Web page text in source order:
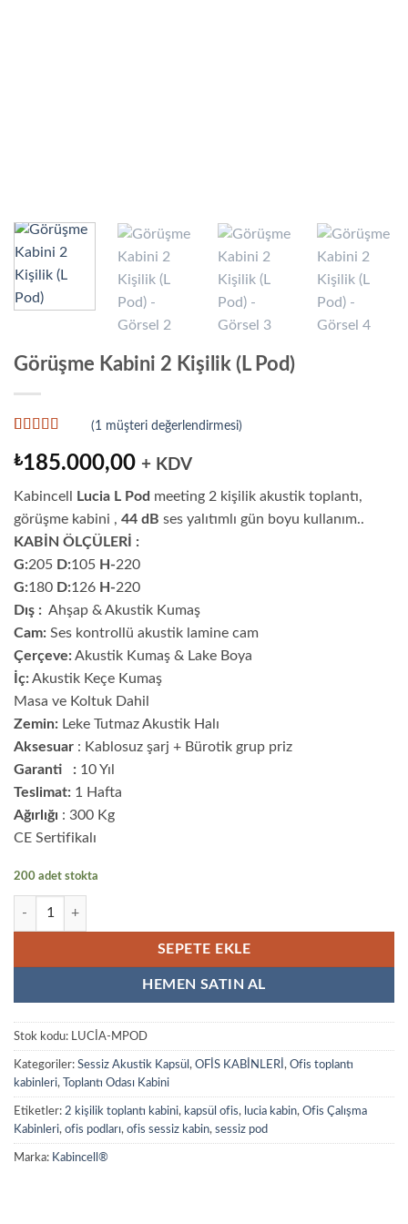
Görüşme Kabini 2 Kişilik (L Pod)
puanına
dayanarak 5
üzerinden 5
puan aldı
(1 müşteri değerlendirmesi)
₺185.000,00 + KDV
Kabincell Lucia L Pod meeting 2 kişilik akustik toplantı,
görüşme kabini , 44 dB ses yalıtımlı gün boyu kullanım..
KABİN ÖLÇÜLERİ :
G:205 D:105 H-220
G:180 D:126 H-220
Dış : Ahşap & Akustik Kumaş
Cam: Ses kontrollü akustik lamine cam
Çerçeve:Akustik Kumaş & Lake Boya
İç:Akustik Keçe Kumaş
Masa ve Koltuk Dahil
Zemin: Leke Tutmaz Akustik Halı
Aksesuar : Kablosuz şarj + Bürotik grup priz
Garanti : 10 Yıl
Teslimat: 1 Hafta
Ağırlığı : 300 Kg
CE Sertifikalı
200 adet stokta
Görüşme Kabini 2 Kişilik (L Pod) adet
SEPETE EKLE
HEMEN SATIN AL
Stok kodu: LUCİA-MPOD
Kategoriler: Sessiz Akustik Kapsül , OFİS KABİNLERİ , Ofis toplantı
kabinleri, Toplantı Odası Kabini
Etiketler: 2 kişilik toplantı kabini, kapsül ofis, lucia kabin, Ofis Çalışma
Kabinleri, ofis podları, ofis sessiz kabin, sessiz pod
Marka: Kabincell®